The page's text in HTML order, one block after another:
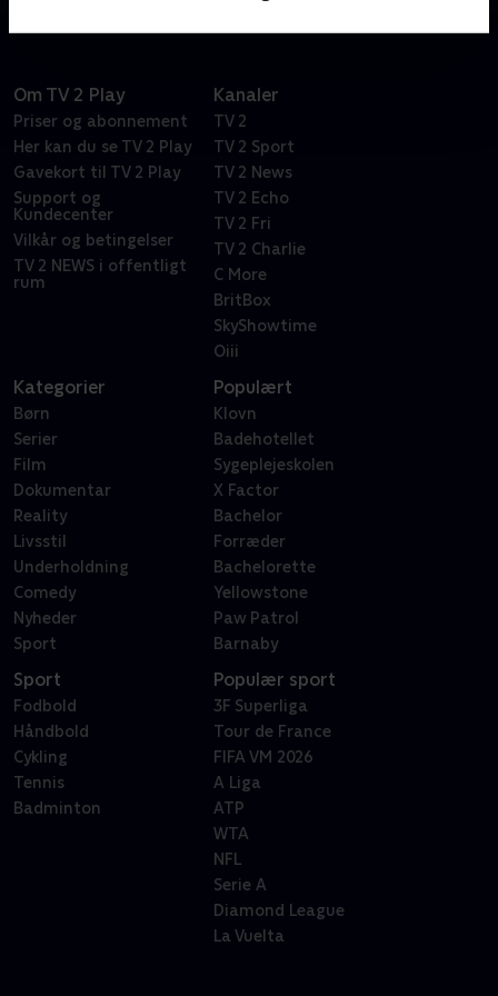
Om TV 2 Play
Priser og abonnement
Her kan du se TV 2 Play
Gavekort til TV 2 Play
Support og
Kundecenter
Vilkår og betingelser
TV 2 NEWS i offentligt
rum
Kanaler
TV 2
TV 2 Sport
TV 2 News
TV 2 Echo
TV 2 Fri
TV 2 Charlie
C More
BritBox
SkyShowtime
Oiii
Kategorier
Børn
Serier
Film
Dokumentar
Reality
Livsstil
Underholdning
Comedy
Nyheder
Sport
Populært
Klovn
Badehotellet
Sygeplejeskolen
X Factor
Bachelor
Forræder
Bachelorette
Yellowstone
Paw Patrol
Barnaby
Sport
Fodbold
Håndbold
Cykling
Tennis
Badminton
Populær sport
3F Superliga
Tour de France
FIFA VM 2026
A Liga
ATP
WTA
NFL
Serie A
Diamond League
La Vuelta